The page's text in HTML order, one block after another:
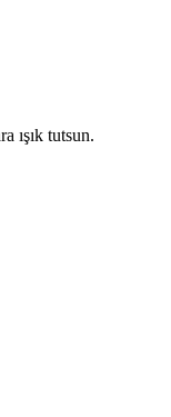
ışık tutsun.